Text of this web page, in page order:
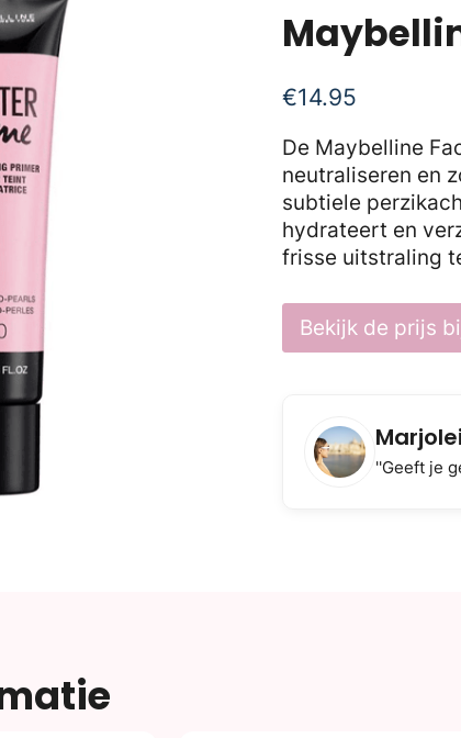
€14.95
De Maybelline
neutraliseren en
subtiele
hydrateert en
frisse uitstraling
Bekijk de prijs
''Geeft je